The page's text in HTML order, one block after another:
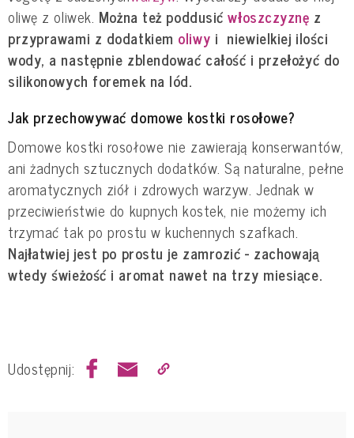
oliwę z oliwek. Można też poddusićwłoszczyznę z
przyprawami z dodatkiem oliwy i niewielkiej ilości
wody, a następnie zblendować całość i przełożyć do
silikonowych foremek na lód.
Jak przechowywać domowe kostki rosołowe?
Domowe kostki rosołowe nie zawierają konserwantów,
ani żadnych sztucznych dodatków. Są naturalne, pełne
aromatycznych ziół i zdrowych warzyw. Jednak w
przeciwieństwie do kupnych kostek, nie możemy ich
trzymać tak po prostu w kuchennych szafkach.
Najłatwiej jest po prostu je zamrozić - zachowają
wtedy świeżość i aromat nawet na trzy miesiące.
Udostępnij: